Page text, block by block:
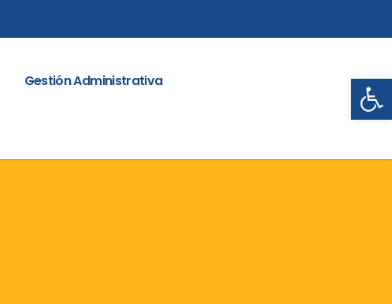
Gestión Administrativa